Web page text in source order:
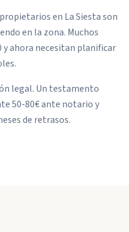
en La Siesta son
en la zona. Muchos
y ahora necesitan planificar
legal. Un testamento
50-80€ ante notario y
de retrasos.